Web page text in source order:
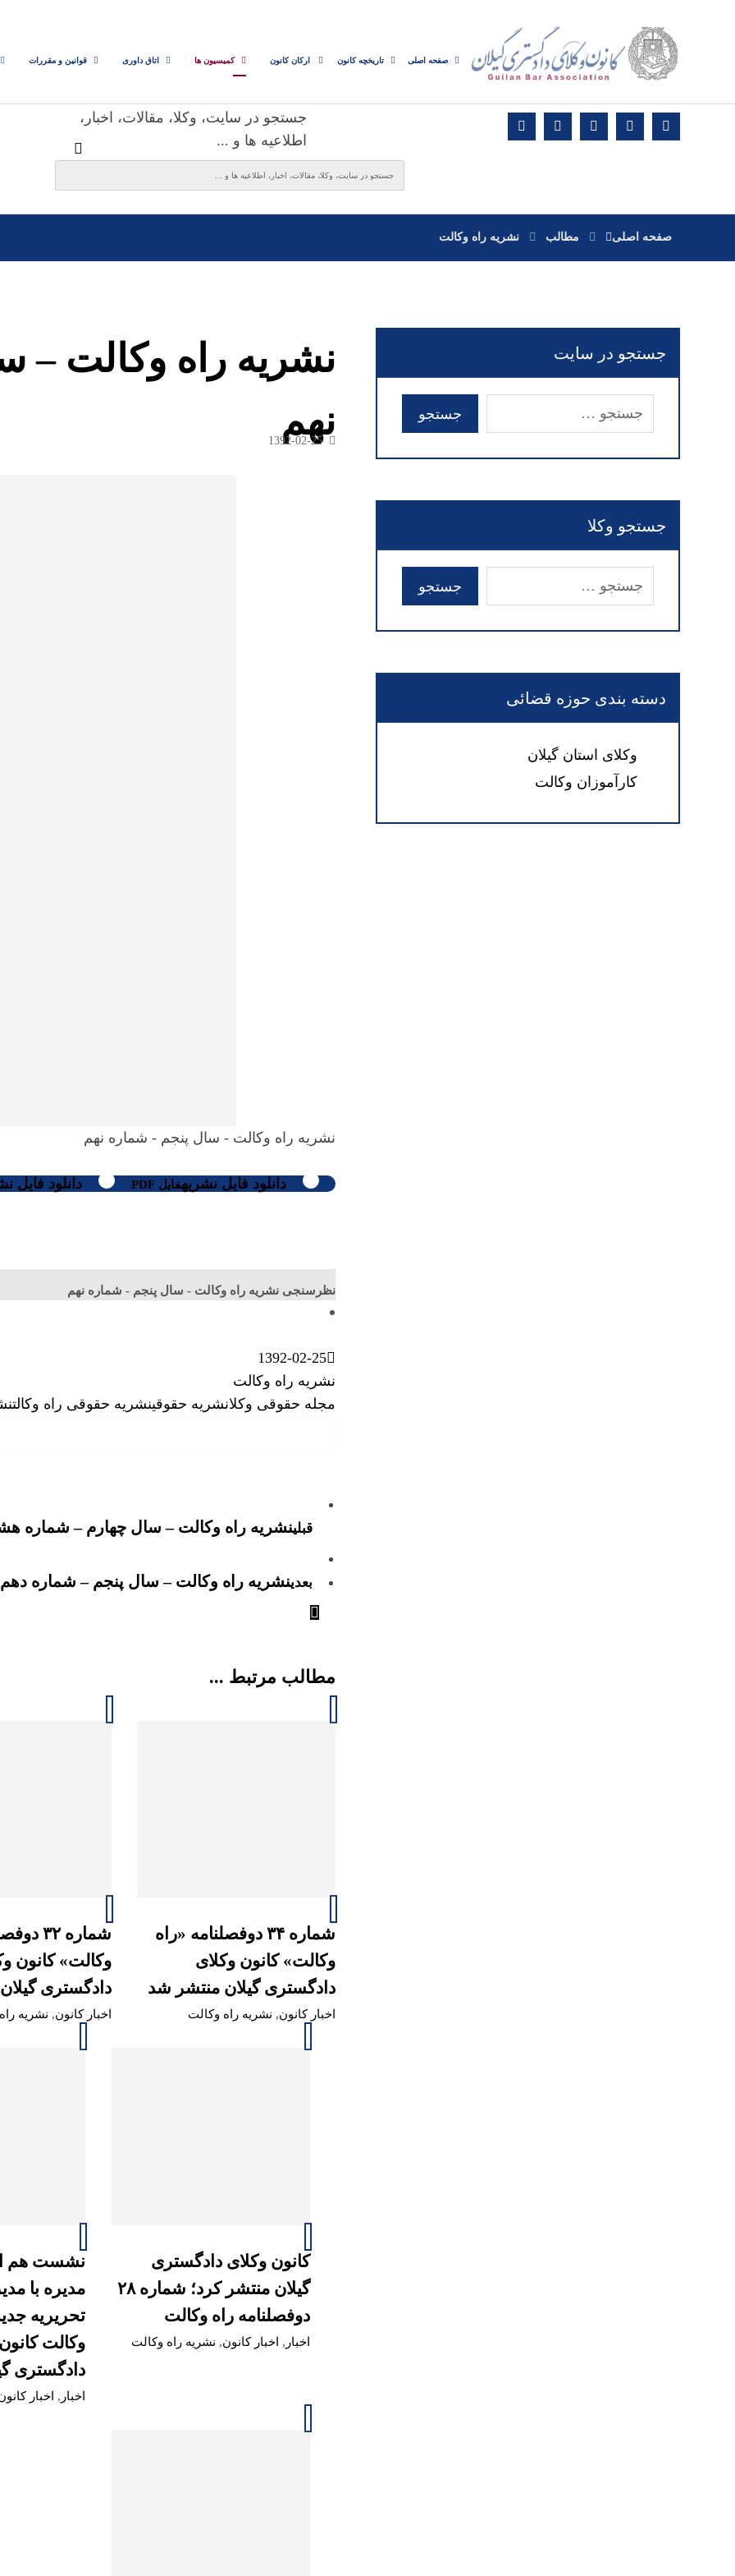
صفحه اصلی تاریخچه کانون ارکان کانون کمیسیون ها اتاق داوری قوانین و مقررات
جستجو در سایت، وکلا، مقالات، اخبار،
اطلاعیه ها و ...
صفحه اصلی مطالب نشریه راه وکالت
نشریه راه وکالت –
نهم
1392-02-25
نشریه راه وکالت - سال پنجم - شماره نهم
دانلود فایل نشریهفایل PDF دانلود فایل
نظرسنجی نشریه راه وکالت - سال پنجم - شماره نهم
1392-02-25
نشریه راه وکالت
مجله حقوقی وکلانشریه حقوقینشریه حقوقی راه وکالت
قبلینشریه راه وکالت – سال چهارم – شماره
بعدینشریه راه وکالت – سال پنجم – شماره دهم
مطالب مرتبط ...
شماره ۳۴ دوفصلنامه «راه
وکالت» کانون وکلای
دادگستری گیلان منتشر شد
اخبار کانون, نشریه راه وکالت
شماره
وکالت» کانون
دادگستری
اخبار کانون, نشریه
کانون وکلای دادگستری
گیلان منتشر کرد؛ شماره ۲۸
دوفصلنامه راه وکالت
اخبار , اخبار کانون, نشریه راه وکالت
نشست هم
مدیره با
تحریریه
وکالت
دادگستری
اخبار , اخبار
جستجو در سایت
جستجو وکلا
دسته بندی حوزه قضائی
وکلای استان گیلان
کارآموزان وکالت